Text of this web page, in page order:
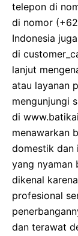
telepon di
di nomor
Indonesia
di
lanjut
atau layanan
mengunjungi
di
menawarkan
domestik dan
yang nyaman
dikenal
profesional
dan terawat